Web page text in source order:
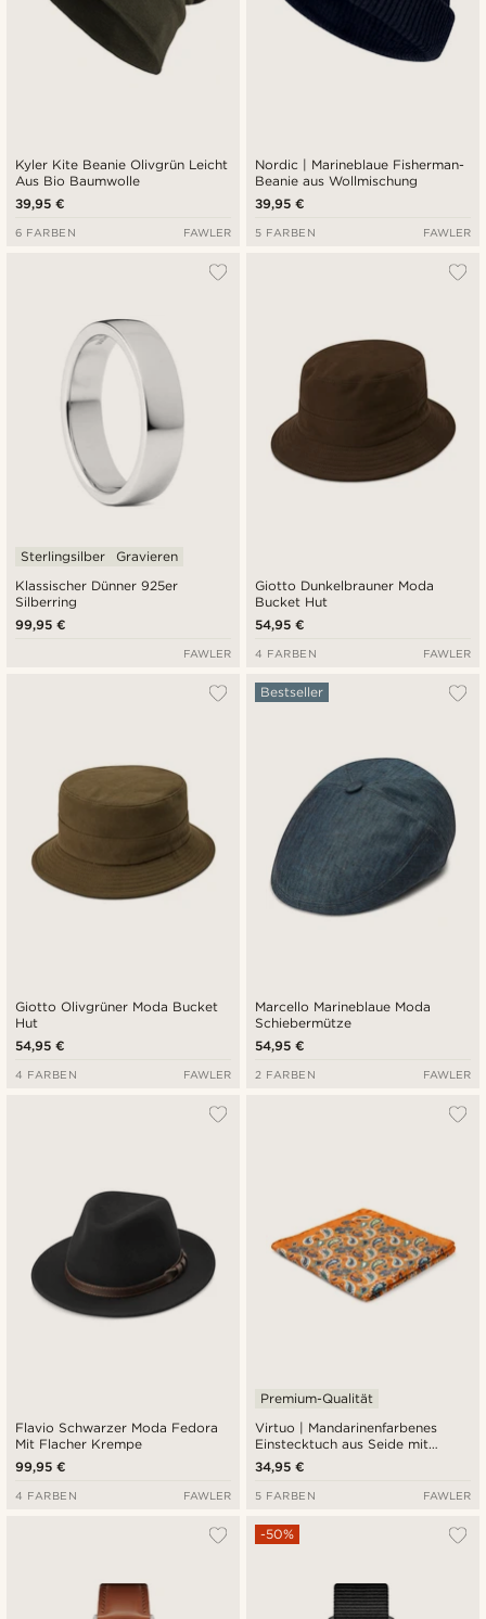
Kyler Kite Beanie Olivgrün Leicht
Aus Bio Baumwolle
39,95 €
6 FARBEN FAWLER
Nordic | Marineblaue Fisherman-
Beanie aus Wollmischung
39,95 €
5 FARBEN FAWLER
Klassischer Dünner 925er
Silberring
Sterlingsilber Gravieren
99,95 €
FAWLER
Giotto Dunkelbrauner Moda
Bucket Hut
54,95 €
4 FARBEN FAWLER
Giotto Olivgrüner Moda Bucket
Hut
54,95 €
4 FARBEN FAWLER
Marcello Marineblaue Moda
Schiebermütze
Bestseller
54,95 €
2 FARBEN FAWLER
Flavio Schwarzer Moda Fedora
Mit Flacher Krempe
99,95 €
4 FARBEN FAWLER
Virtuo | Mandarinenfarbenes
Einstecktuch aus Seide mit
Paisleymuster
Premium-Qualität
34,95 €
5 FARBEN FAWLER
-50%